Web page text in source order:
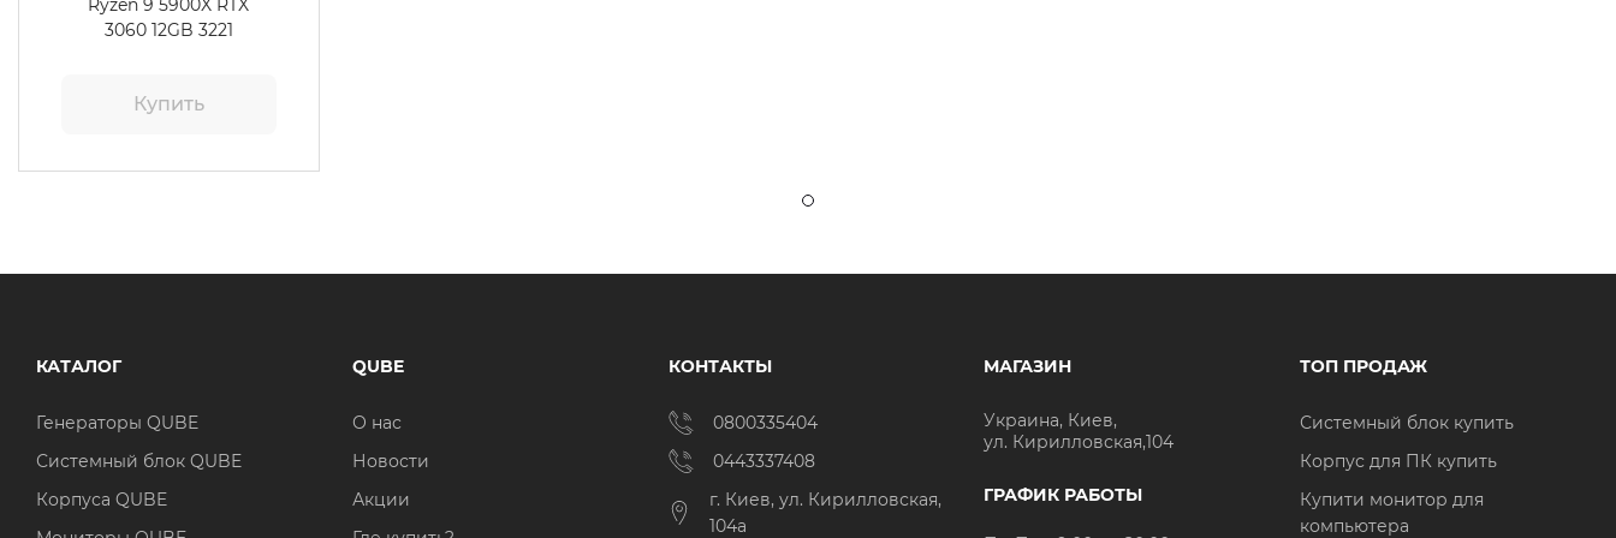
Ryzen 9 5900X RTX
3060 12GB 3221
Купить
КАТАЛОГ
Генераторы QUBE
Системный блок QUBE
Корпуса QUBE
QUBE
О нас
Новости
Акции
КОНТАКТЫ
0800335404
0443337408
г. Киев, ул. Кирилловская,
104а
МАГАЗИН
Украина, Киев,
ул. Кирилловская,104
ГРАФИК РАБОТЫ
ТОП ПРОДАЖ
Системный блок купить
Корпус для ПК купить
Купити монитор для
компьютера